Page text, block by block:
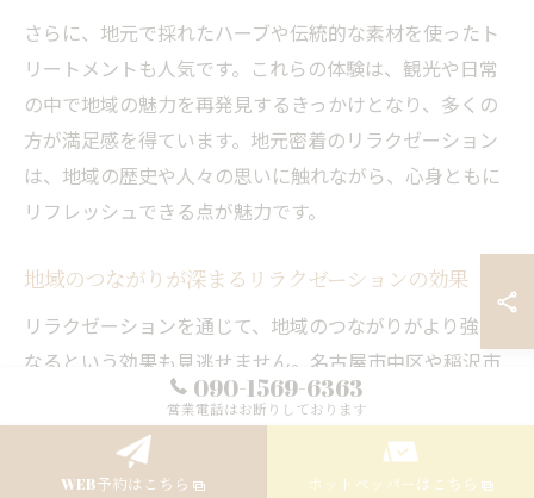
さらに、地元で採れたハーブや伝統的な素材を使ったト
リートメントも人気です。これらの体験は、観光や日常
の中で地域の魅力を再発見するきっかけとなり、多くの
方が満足感を得ています。地元密着のリラクゼーション
は、地域の歴史や人々の思いに触れながら、心身ともに
リフレッシュできる点が魅力です。
地域のつながりが深まるリラクゼーションの効果
リラクゼーションを通じて、地域のつながりがより強く
なるという効果も見逃せません。名古屋市中区や稲沢市
では、個人サロンや地域密着型の施設が多く、顔なじみ
のスタッフと会話を楽しみながら施術を受けることで、
自然とコミュニティの一員であることを実感できます。
090-1569-6363
営業電話はお断りしております
WEB予約はこちら ホットペッパーはこちら